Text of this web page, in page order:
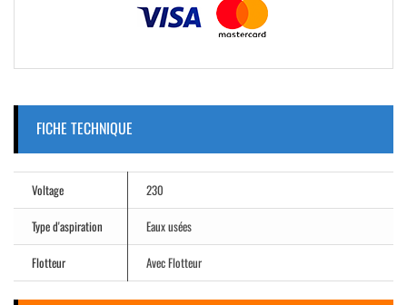
FICHE TECHNIQUE
Voltage
230
Type d'aspiration
Eaux usées
Flotteur
Avec Flotteur